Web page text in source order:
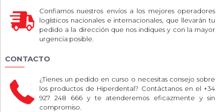
Confiamos nuestros envíos a los mejores operadores
logísticos nacionales e internacionales, que llevarán tu
pedido a la dirección que nos indiques y con la mayor
urgencia posible.
CONTACTO
¿Tienes un pedido en curso o necesitas consejo sobre
los productos de Hiperdental? Contáctanos en el +34
927 248 666 y te atenderemos eficazmente y sin
compromiso.